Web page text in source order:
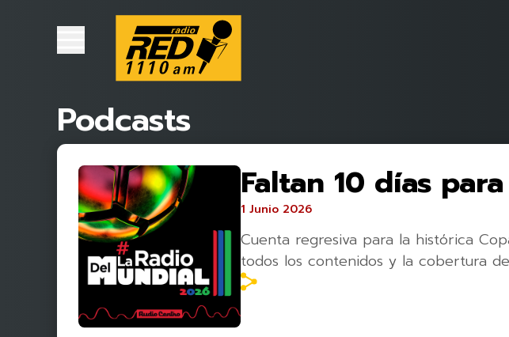
Podcasts
Faltan 10 días
1 Junio 2026
Cuenta regresiva para la histórica
todos los contenidos y la cobertura